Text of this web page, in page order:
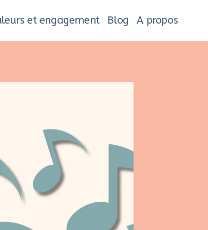
et engagement Blog A propos